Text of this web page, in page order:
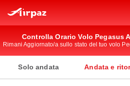
Controlla Orario Volo Pegasus
Rimani Aggiornato/a sullo stato del tuo volo
Solo andata Andata e